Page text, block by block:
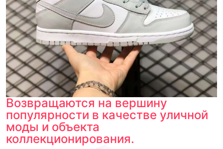
Возвращаются на вершину
популярности в качестве уличной
моды и объекта
коллекционирования.